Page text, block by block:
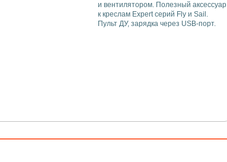
и вентилятором. Полезный аксессуар
к креслам Expert серий Fly и Sail.
Пульт ДУ, зарядка через USB-порт.